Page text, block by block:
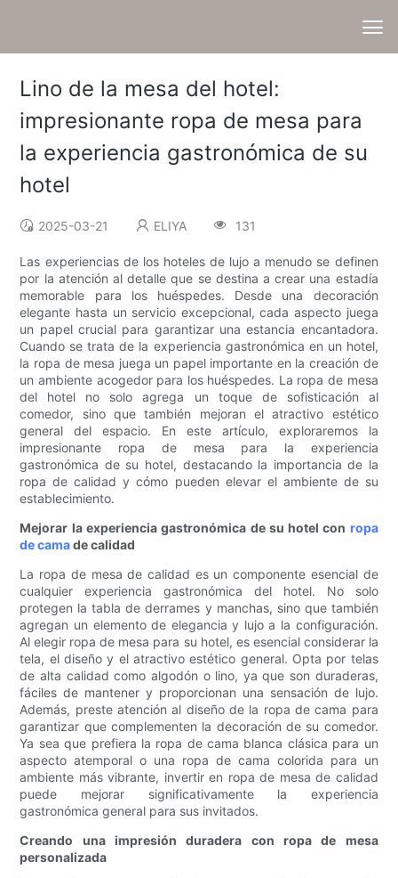
Lino de la mesa del hotel:
impresionante ropa de mesa para
la experiencia gastronómica de su
hotel
2025-03-21 ELIYA 131
Las experiencias de los hoteles de lujo a menudo se definen
por la atención al detalle que se destina a crear una estadía
memorable para los huéspedes. Desde una decoración
elegante hasta un servicio excepcional, cada aspecto juega
un papel crucial para garantizar una estancia encantadora.
Cuando se trata de la experiencia gastronómica en un hotel,
la ropa de mesa juega un papel importante en la creación de
un ambiente acogedor para los huéspedes. La ropa de mesa
del hotel no solo agrega un toque de sofisticación al
comedor, sino que también mejoran el atractivo estético
general del espacio. En este artículo, exploraremos la
impresionante ropa de mesa para la experiencia
gastronómica de su hotel, destacando la importancia de la
ropa de calidad y cómo pueden elevar el ambiente de su
establecimiento.
Mejorar la experiencia gastronómica de su hotel con ropa
de camade calidad
La ropa de mesa de calidad es un componente esencial de
cualquier experiencia gastronómica del hotel. No solo
protegen la tabla de derrames y manchas, sino que también
agregan un elemento de elegancia y lujo a la configuración.
Al elegir ropa de mesa para su hotel, es esencial considerar la
tela, el diseño y el atractivo estético general. Opta por telas
de alta calidad como algodón o lino, ya que son duraderas,
fáciles de mantener y proporcionan una sensación de lujo.
Además, preste atención al diseño de la ropa de cama para
garantizar que complementen la decoración de su comedor.
Ya sea que prefiera la ropa de cama blanca clásica para un
aspecto atemporal o una ropa de cama colorida para un
ambiente más vibrante, invertir en ropa de mesa de calidad
puede mejorar significativamente la experiencia
gastronómica general para sus invitados.
Creando una impresión duradera con ropa de mesa
personalizada